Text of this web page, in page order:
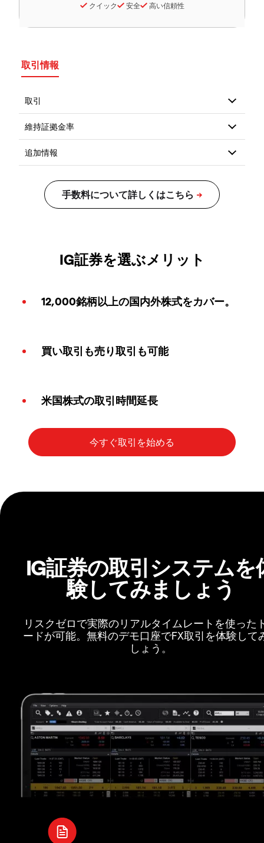
クイック 安全 高い信頼性
取引情報
IG証券を選ぶメリット
12,000銘柄以上の国内外株式をカバー。
買い取引も売り取引も可能
米国株式の取引時間延長
IG証券の取引システムを
験してみましょう
リスクゼロで実際のリアルタイムレートを使った
ードが可能。無料のデモ口座でFX取引を体験して
しょう。